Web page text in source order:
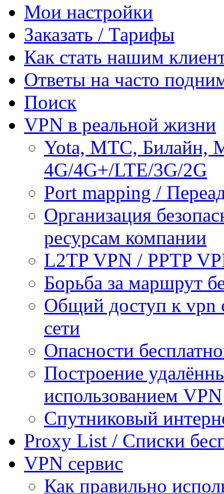
Мои настройки
Заказать / Тарифы
Как стать нашим
Ответы на часто
Поиск
VPN в реальной жизни
Yota, МТС, Билайн,
4G/4G+/LTE/3G/2G
Port mapping /
Организация
ресурсам компании
L2TP VPN / PPTP
Борьба за маршрут
Общий доступ к vpn
сети
Опасности
Построение
использованием VPN
Спутниковый
Proxy List / Списки
VPN сервис
Как правильно